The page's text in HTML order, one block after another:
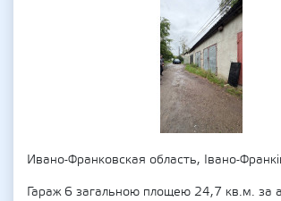
Ивано-Франковская область, Івано-
Гараж 6 загальною площею 24,7 кв.м. за